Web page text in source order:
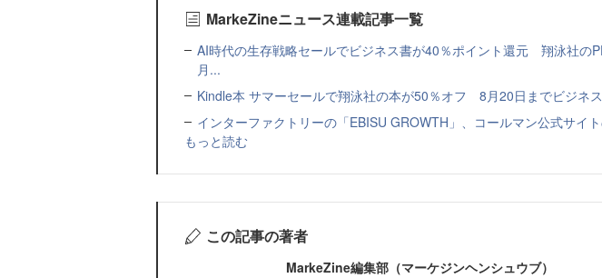
MarkeZineニュース連載記事一覧
AI時代の生存戦略セールでビジネス書が40％ポイント還元 翔泳社の
月...
Kindle本 サマーセールで翔泳社の本が50％オフ 8月20日までビジネ
インターファクトリーの「EBISU GROWTH」、コールマン公式サイ
もっと読む
この記事の著者
MarkeZine編集部（マーケジンヘンシュウブ）